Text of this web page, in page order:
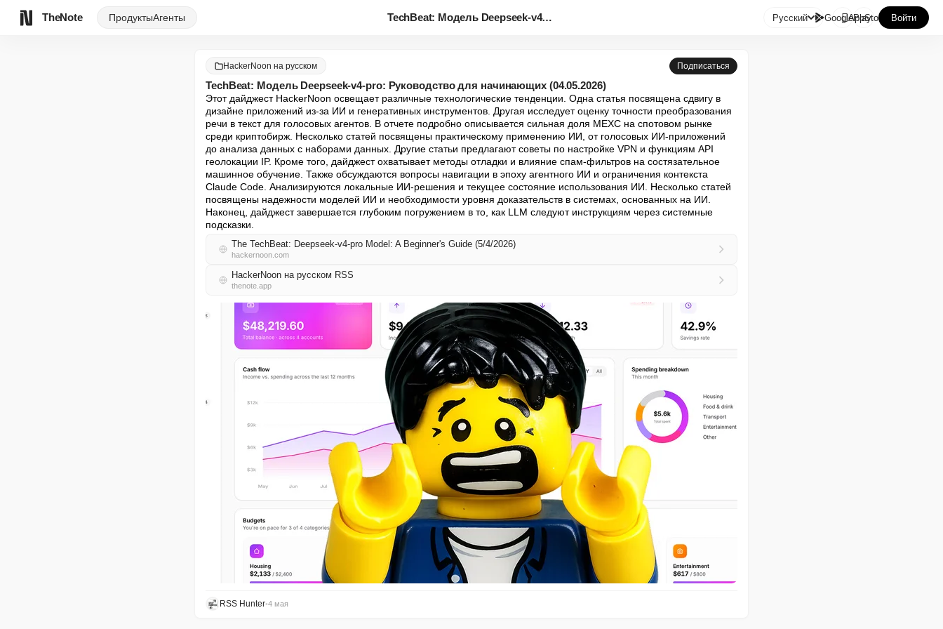
TheNote ПродуктыАгенты TechBeat: Модель Deepseek-v4-p... Русский GooglePlay
AppStore Войти
HackerNoon на русском Подписаться
TechBeat: Модель Deepseek-v4-pro: Руководство для начинающих (04.05.2026)
Этот дайджест HackerNoon освещает различные технологические тенденции. Одна статья посвящена сдвигу в
дизайне приложений из-за ИИ и генеративных инструментов. Другая исследует оценку точности преобразования
речи в текст для голосовых агентов. В отчете подробно описывается сильная доля MEXC на спотовом рынке
среди криптобирж. Несколько статей посвящены практическому применению ИИ, от голосовых ИИ-приложений
до анализа данных с наборами данных. Другие статьи предлагают советы по настройке VPN и функциям API
геолокации IP. Кроме того, дайджест охватывает методы отладки и влияние спам-фильтров на состязательное
машинное обучение. Также обсуждаются вопросы навигации в эпоху агентного ИИ и ограничения контекста
Claude Code. Анализируются локальные ИИ-решения и текущее состояние использования ИИ. Несколько статей
посвящены надежности моделей ИИ и необходимости уровня доказательств в системах, основанных на ИИ.
Наконец, дайджест завершается глубоким погружением в то, как LLM следуют инструкциям через системные
подсказки.
The TechBeat: Deepseek-v4-pro Model: A Beginner's Guide (5/4/2026)
hackernoon.com
HackerNoon на русском RSS
thenote.app
RSS Hunter•4 мая